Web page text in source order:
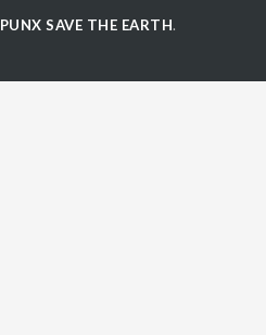
PUNX SAVE THE EARTH.